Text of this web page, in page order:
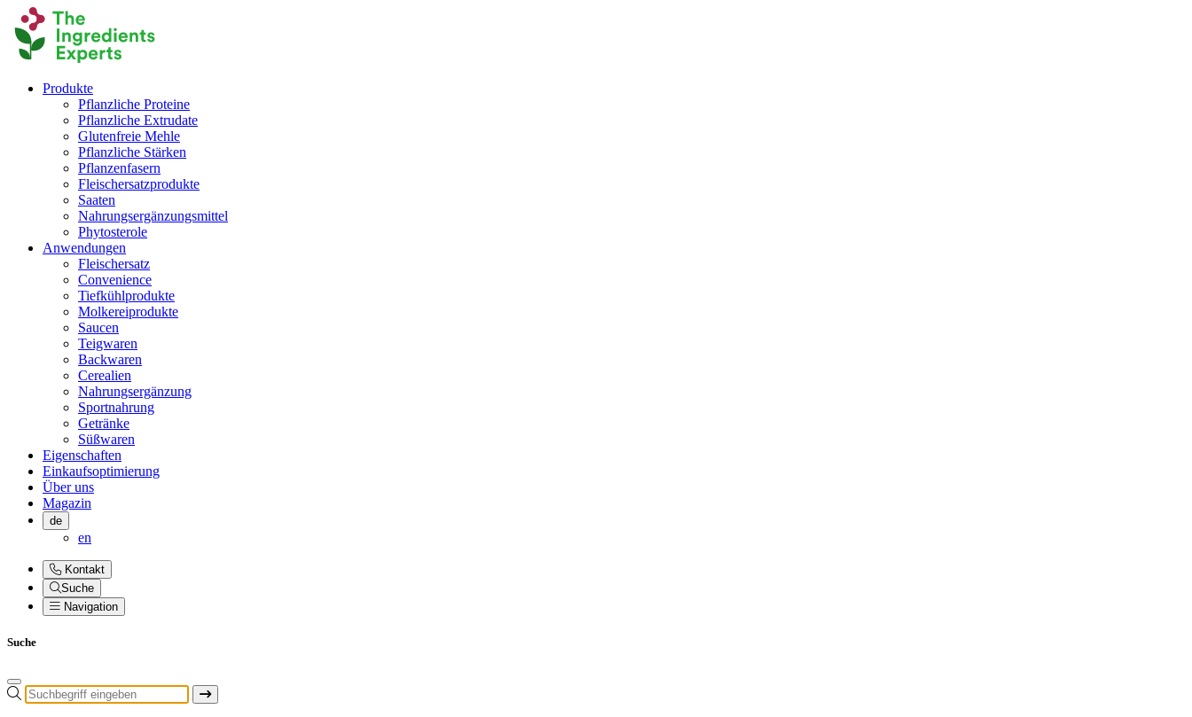
Produkte
Pflanzliche Proteine
Pflanzliche Extrudate
Glutenfreie Mehle
Pflanzliche Stärken
Pflanzenfasern
Fleischersatzprodukte
Saaten
Nahrungsergänzungsmittel
Phytosterole
Anwendungen
Fleischersatz
Convenience
Tiefkühlprodukte
Molkereiprodukte
Saucen
Teigwaren
Backwaren
Cerealien
Nahrungsergänzung
Sportnahrung
Getränke
Süßwaren
Eigenschaften
Einkaufsoptimierung
Über uns
Magazin
de
en
Kontakt
Suche
Navigation
Suche